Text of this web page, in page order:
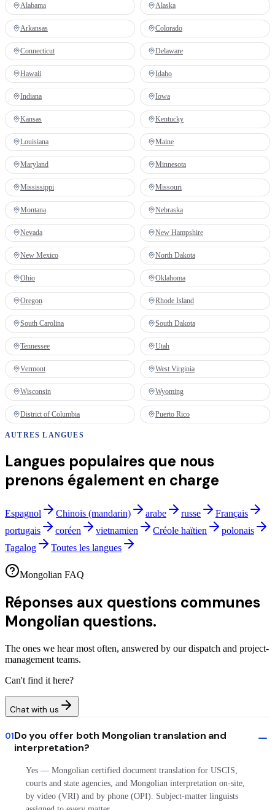
Alabama Alaska
Arkansas Colorado
Connecticut Delaware
Hawaii Idaho
Indiana Iowa
Kansas Kentucky
Louisiana Maine
Maryland Minnesota
Mississippi Missouri
Montana Nebraska
Nevada New Hampshire
New Mexico North Dakota
Ohio Oklahoma
Oregon Rhode Island
South Carolina South Dakota
Tennessee Utah
Vermont West Virginia
Wisconsin Wyoming
District of Columbia Puerto Rico
AUTRES LANGUES
Langues populaires que nous
prenons également en charge
Espagnol Chinois (mandarin) arabe russe
Français
portugais
coréen vietnamien Créole haïtien
polonais
Tagalog
Toutes les langues
Mongolian FAQ
Réponses aux questions communes
Mongolian questions.
The ones we hear most often, answered by our dispatch and project-
management teams.
Can't find it here?
Chat with us
01Do you offer both Mongolian translation and
interpretation?
Yes — Mongolian certified document translation for USCIS,
courts and state agencies, and Mongolian interpretation on-site,
by video (VRI) and by phone (OPI). Subject-matter linguists